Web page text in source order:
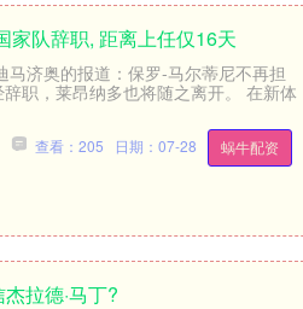
家队辞职, 距离上任仅16天
济奥的报道：保罗-马尔蒂尼不再担
职，莱昂纳多也将随之离开。 在新体
蜗牛配资
查看：205 日期：07-28
拉德·马丁?